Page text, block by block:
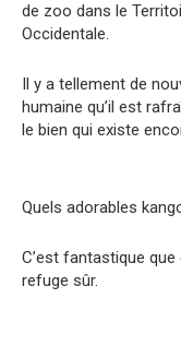
de zoo dans le
Occidentale.
Il y a tellement de
humaine qu’il est
le bien qui existe
Quels adorables
C’est fantastique
refuge sûr.